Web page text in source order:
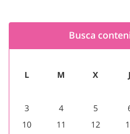
Busca
L M X J
3
4 5
10
11 12